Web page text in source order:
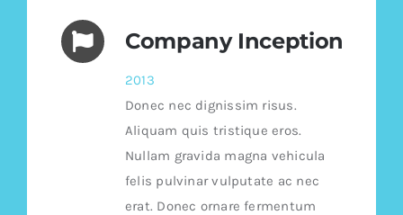
Company Inception
2013
Donec nec dignissim risus.
Aliquam quis tristique eros.
Nullam gravida magna vehicula
felis pulvinar vulputate ac nec
erat. Donec ornare fermentum